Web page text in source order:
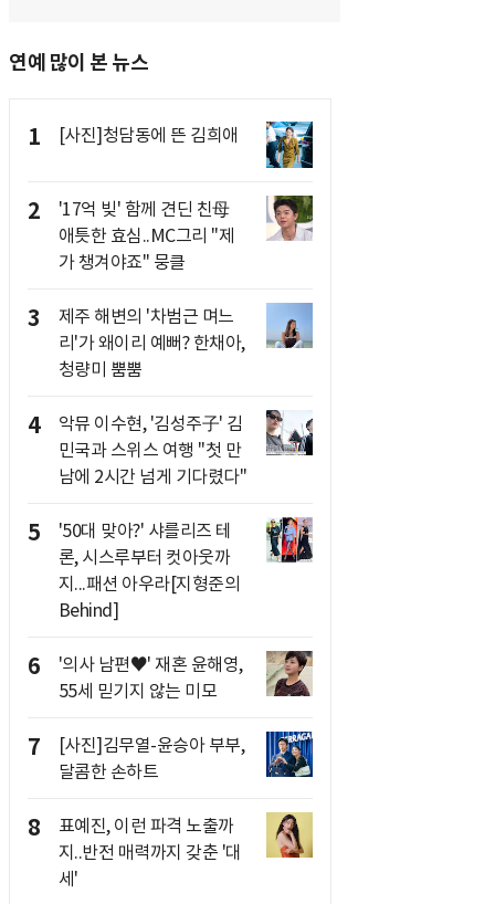
연예 많이 본 뉴스
1 [사진]청담동에 뜬 김희애
2
'17억 빚' 함께 견딘 친母
애틋한 효심..MC그리 "제
가 챙겨야죠" 뭉클
3
제주 해변의 '차범근 며느
리'가 왜이리 예뻐? 한채아,
청량미 뿜뿜
4
악뮤 이수현, '김성주子' 김
민국과 스위스 여행 "첫 만
남에 2시간 넘게 기다렸다"
5
'50대 맞아?' 샤를리즈 테
론, 시스루부터 컷아웃까
지...패션 아우라[지형준의
Behind]
6
'의사 남편♥' 재혼 윤해영,
55세 믿기지 않는 미모
7
[사진]김무열-윤승아 부부,
달콤한 손하트
8
표예진, 이런 파격 노출까
지..반전 매력까지 갖춘 '대
세'